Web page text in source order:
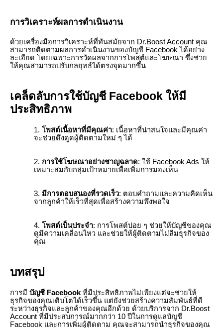
การวิเคราะห์ผลการดำเนินงาน
ด้วยเครื่องมือการวิเคราะห์ที่ทันสมัยจาก Dr.Boost Account คุณ
สามารถติดตามผลการดำเนินงานของบัญชี Facebook ได้อย่าง
ละเอียด โดยเฉพาะการวัดผลจากการโพสต์และโฆษณา ซึ่งช่วย
ให้คุณสามารถปรับกลยุทธ์ได้ตรงจุดมากขึ้น
เคล็ดลับการใช้บัญชี Facebook ให้มี
ประสิทธิภาพ
โพสต์เนื้อหาที่มีคุณค่า: เนื้อหาที่น่าสนใจและมีคุณค่า
จะช่วยดึงดูดผู้ติดตามใหม่ ๆ ได้
การใช้โฆษณาอย่างชาญฉลาด: ใช้ Facebook Ads ให้
เหมาะสมกับกลุ่มเป้าหมายเพื่อเพิ่มการมองเห็น
มีการตอบสนองที่รวดเร็ว: ตอบคำถามและความคิดเห็น
จากลูกค้าให้เร็วที่สุดเพื่อสร้างความพึงพอใจ
โพสต์เป็นประจำ: การโพสต์บ่อย ๆ ช่วยให้บัญชีของคุณ
ดูมีความเคลื่อนไหว และช่วยให้ผู้ติดตามไม่ลืมธุรกิจของ
คุณ
บทสรุป
การมี บัญชี Facebookที่มีประสิทธิภาพไม่เพียงแต่จะช่วยให้
ธุรกิจของคุณเติบโตได้เร็วขึ้น แต่ยังช่วยสร้างความสัมพันธ์ที่ดี
ระหว่างธุรกิจและลูกค้าของคุณอีกด้วย ด้วยบริการจาก Dr.Boost
Account ที่มีประสบการณ์มากกว่า 10 ปีในการดูแลบัญชี
Facebook และการเพิ่มผู้ติดตาม คุณจะสามารถนำธุรกิจของคุณ